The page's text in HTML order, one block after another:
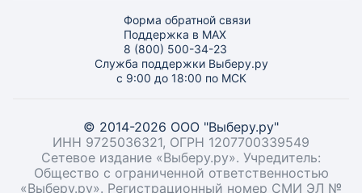
Форма обратной связи
Поддержка в MAX
8 (800) 500-34-23
Служба поддержки Выберу.ру
с 9:00 до 18:00 по МСК
© 2014-2026 ООО "Выберу.ру"
ИНН 9725036321, ОГРН 1207700339549
Сетевое издание «Выберу.ру». Учредитель:
Общество с ограниченной ответственностью
«Выберу.ру». Регистрационный номер СМИ ЭЛ №